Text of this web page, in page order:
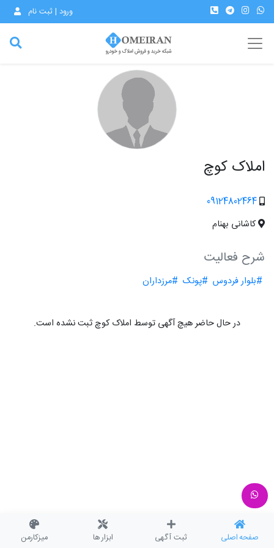
ورود | ثبت نام
املاک کوچ
09124802464
کاشانی بهنام
شرح فعالیت
#بلوار فردوس #پونک #مرزداران
در حال حاضر هیچ آگهی توسط املاک کوچ ثبت نشده است.
صفحه اصلی ثبت آگهی ابزار ها میزکارمن